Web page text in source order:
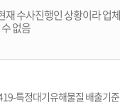
재 수사진행인 상황이라 업
없음
특정대기유해물질 배출기